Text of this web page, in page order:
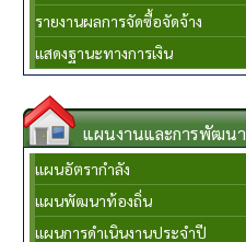
รายงานผลการจัดซื้อจัดจ้าง
แสดงฐานะทางการเงิน
แผนงานและการพัฒนา
แผนอัตรากำลัง
แผนพัฒนาท้องถิ่น
แผนการดำเนินงานประจำปี